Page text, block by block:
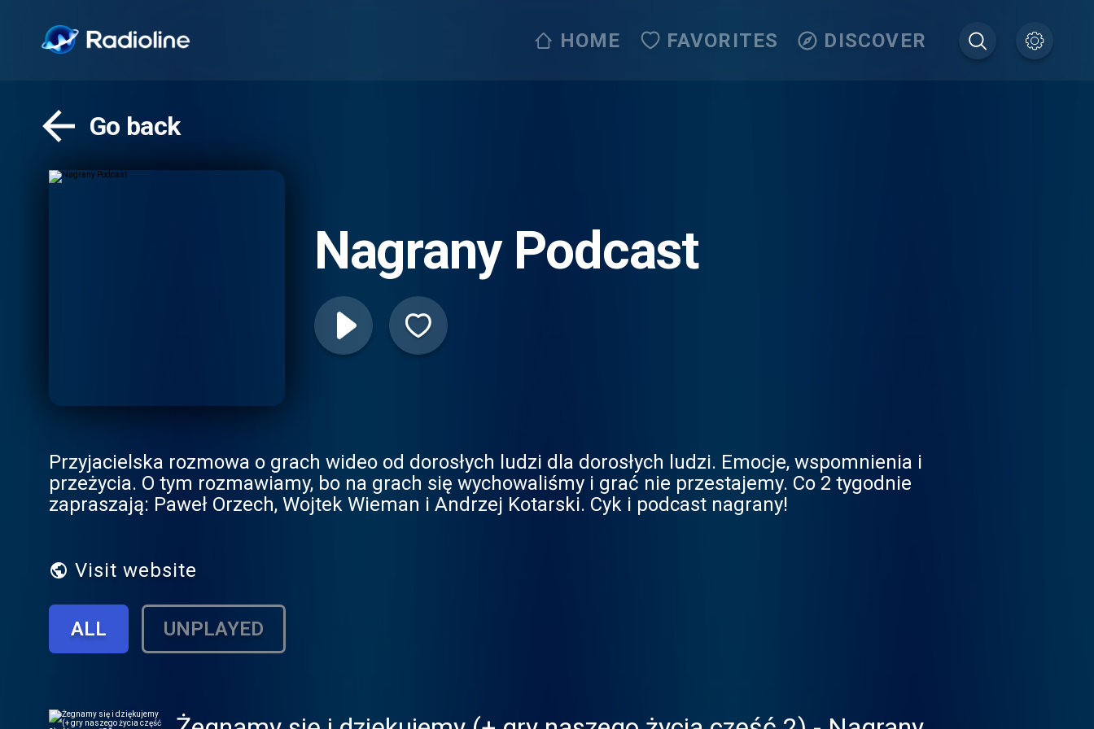
HOME FAVORITES DISCOVER
Go back
Nagrany Podcast
Przyjacielska rozmowa o grach wideo od dorosłych ludzi dla dorosłych ludzi. Emocje, wspomnienia i
przeżycia. O tym rozmawiamy, bo na grach się wychowaliśmy i grać nie przestajemy. Co 2 tygodnie
zapraszają: Paweł Orzech, Wojtek Wieman i Andrzej Kotarski. Cyk i podcast nagrany!
Visit website
ALL UNPLAYED